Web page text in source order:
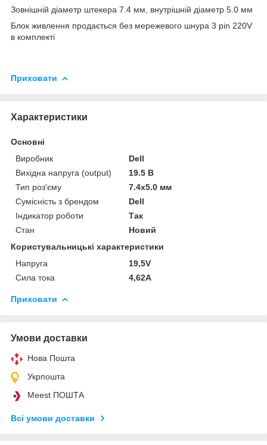
Зовнішній діаметр штекера 7.4 мм, внутрішній діаметр 5.0 мм
Блок живлення продається без мережевого шнура 3 pin 220V
в комплекті
Приховати
Характеристики
Основні
Виробник
Dell
Вихідна напруга (output)
19.5 В
Тип роз'єму
7.4x5.0 мм
Сумісність з брендом
Dell
Індикатор роботи
Так
Стан
Новий
Користувальницькі характеристики
Напруга
19,5V
Сила тока
4,62А
Приховати
Умови доставки
Нова Пошта
Укрпошта
Meest ПОШТА
Всі умови доставки